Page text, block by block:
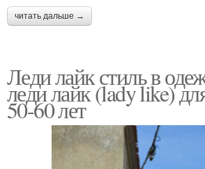
читать дальше →
Леди лайк стиль в
леди лайк (lady like)
50-60 лет